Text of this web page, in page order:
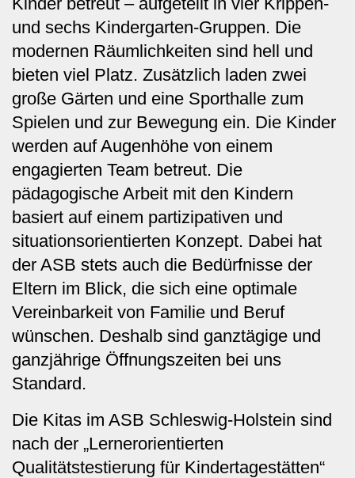
und sechs Kindergarten-Gruppen. Die
modernen Räumlichkeiten sind hell und
bieten viel Platz. Zusätzlich laden zwei
große Gärten und eine Sporthalle zum
Spielen und zur Bewegung ein. Die Kinder
werden auf Augenhöhe von einem
engagierten Team betreut. Die
pädagogische Arbeit mit den Kindern
basiert auf einem partizipativen und
situationsorientierten Konzept. Dabei hat
der ASB stets auch die Bedürfnisse der
Eltern im Blick, die sich eine optimale
Vereinbarkeit von Familie und Beruf
wünschen. Deshalb sind ganztägige und
ganzjährige Öffnungszeiten bei uns
Standard.
Die Kitas im ASB Schleswig-Holstein sind
nach der „Lernerorientierten
Qualitätstestierung für Kindertagestätten“